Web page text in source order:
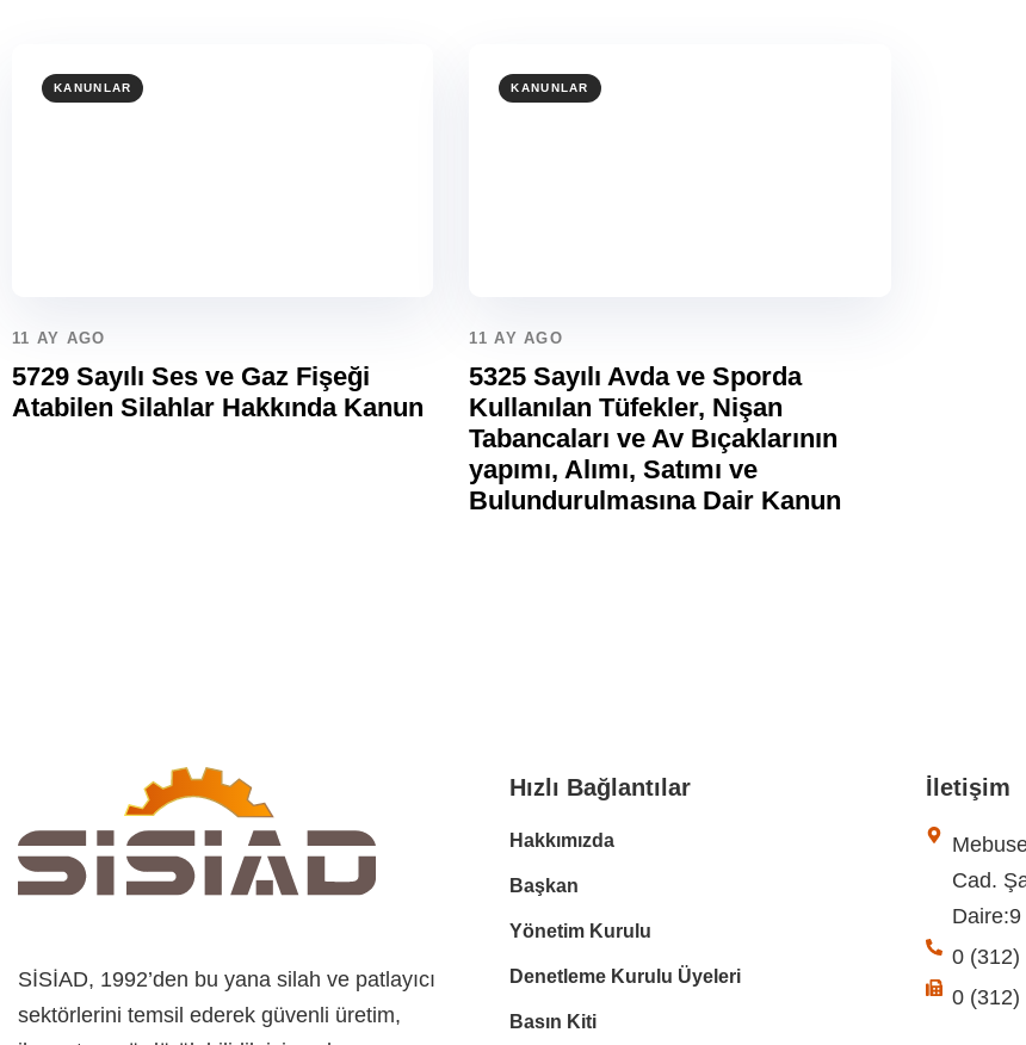
KANUNLAR
11 AY AGO
5729 Sayılı Ses ve Gaz Fişeği
Atabilen Silahlar Hakkında Kanun
KANUNLAR
11 AY AGO
5325 Sayılı Avda ve Sporda
Kullanılan Tüfekler, Nişan
Tabancaları ve Av Bıçaklarının
yapımı, Alımı, Satımı ve
Bulundurulmasına Dair Kanun
SİSİAD, 1992’den bu yana silah ve patlayıcı
sektörlerini temsil ederek güvenli üretim,
Hızlı Bağlantılar
Hakkımızda
Başkan
Yönetim Kurulu
Denetleme Kurulu Üyeleri
Basın Kiti
İletişim
Cad.
Daire:9
0 (312)
0 (312)